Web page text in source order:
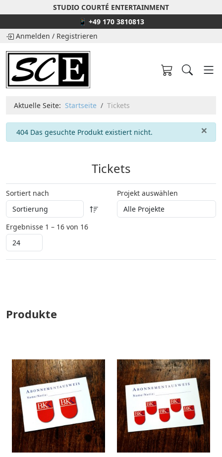
STUDIO COURTÉ ENTERTAINMENT
📱 +49 170 3810813
Anmelden / Registrieren
Aktuelle Seite: Startseite Tickets
×
info
404 Das gesuchte Produkt existiert nicht.
Tickets
Sortiert nach Projekt auswählen
Ergebnisse 1 – 16 von 16
Produkte